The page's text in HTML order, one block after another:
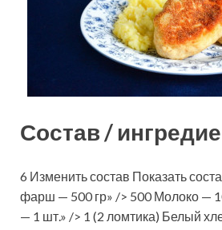
Состав /
6 Изменить состав Показать
фарш — 500 гр» /> 500 Молоко —
— 1 шт.» /> 1 (2 ломтика) Белый